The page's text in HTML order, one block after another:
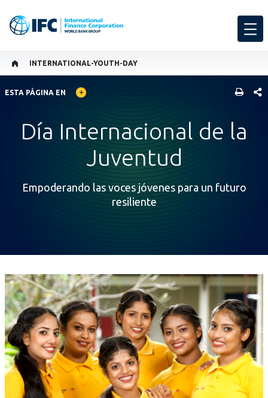
INTERNATIONAL-YOUTH-DAY
GLOBAL LANGUAGE TOGGLER
ESTA PÁGINA EN
Día Internacional de la
Juventud
Empoderando las voces jóvenes para un futuro
resiliente